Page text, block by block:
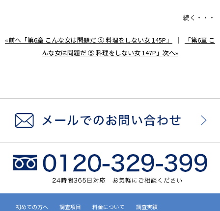
続く・・・
«前へ「第6章 こんな女は問題だ ⑤ 料理をしない女 145P」 ｜
「第6章 こ
んな女は問題だ ⑤ 料理をしない女 147P」次へ»
初めての方へ 調査項目 料金について 調査実績